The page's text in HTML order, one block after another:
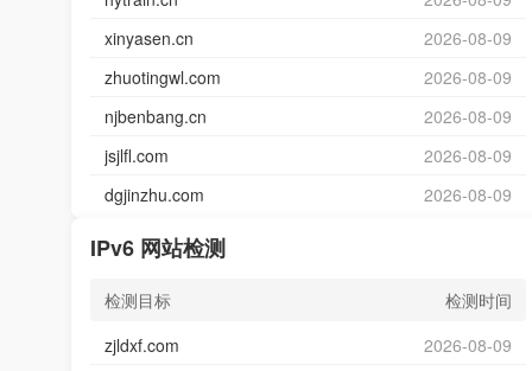
xinyasen.cn
2026-08-09
zhuotingwl.com
2026-08-09
njbenbang.cn
2026-08-09
jsjlfl.com
2026-08-09
dgjinzhu.com
2026-08-09
IPv6 网站检测
检测目标
检测时间
zjldxf.com
2026-08-09